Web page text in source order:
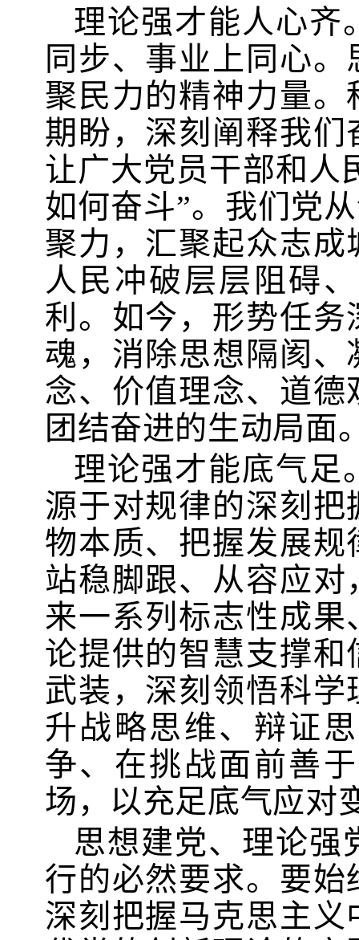
理论强才能人心齐
同步、事业上同心
聚民力的精神力量
期盼，深刻阐释我
让广大党员干部和人
如何奋斗”。我们党
聚力，汇聚起众志
人民冲破层层阻碍
利。如今，形势任
魂，消除思想隔阂
念、价值理念、道
团结奋进的生动局面
理论强才能底气足
源于对规律的深刻
物本质、把握发展
站稳脚跟、从容应
来一系列标志性成
论提供的智慧支撑
武装，深刻领悟科
升战略思维、辩证
争、在挑战面前善
场，以充足底气应对
思想建党、理论强
行的必然要求。要
深刻把握马克思主